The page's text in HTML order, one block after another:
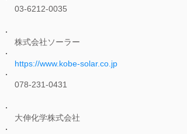
03-6212-0035
078-231-0431
株式会社ソーラー
https://www.kobe-solar.co.jp
大伸化学株式会社